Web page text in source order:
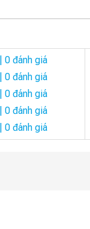
0 đánh giá
0 đánh giá
0 đánh giá
0 đánh giá
0 đánh giá